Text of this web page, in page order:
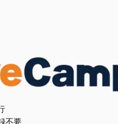
不要